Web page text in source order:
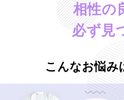
相性の
必ず見
こんなお悩み